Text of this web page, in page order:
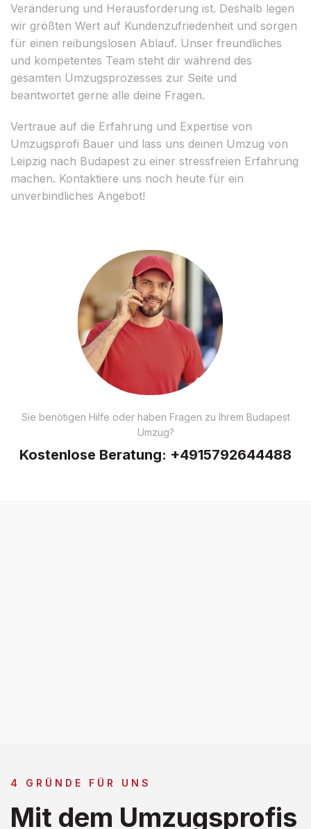
Veränderung und Herausforderung ist. Deshalb legen
wir größten Wert auf Kundenzufriedenheit und sorgen
für einen reibungslosen Ablauf. Unser freundliches
und kompetentes Team steht dir während des
gesamten Umzugsprozesses zur Seite und
beantwortet gerne alle deine Fragen.
Vertraue auf die Erfahrung und Expertise von
Umzugsprofi Bauer und lass uns deinen Umzug von
Leipzig nach Budapest zu einer stressfreien Erfahrung
machen. Kontaktiere uns noch heute für ein
unverbindliches Angebot!
Sie benötigen Hilfe oder haben Fragen zu Ihrem Budapest
Umzug?
Kostenlose Beratung: +4915792644488
4 GRÜNDE FÜR UNS
Mit dem Umzugsprofis